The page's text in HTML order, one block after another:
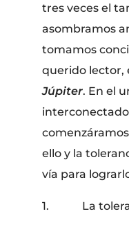
tres veces el
asombramos
tomamos
querido lector,
Júpiter. En el
ello y la
vía para
1. La